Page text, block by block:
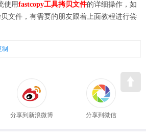
使用fastcopy工具拷贝文件的详细操作，如
文件，有需要的朋友跟着上面教程进行尝
制
分享到新浪微博 分享到微信